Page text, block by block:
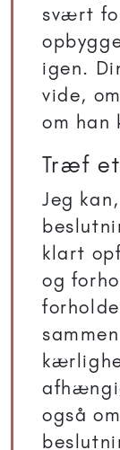
svært
igen.
vide,
om han
Træf
Jeg
klart
og
også